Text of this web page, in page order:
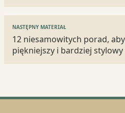
NASTĘPNY MATERIAŁ
12 niesamowitych porad,
piękniejszy i bardziej stylowy